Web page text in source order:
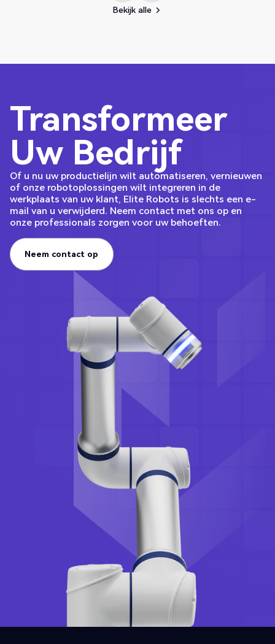
Bekijk alle
Transformeer
Uw Bedrijf
Of u nu uw productielijn wilt automatiseren, vernieuwen
of onze robotoplossingen wilt integreren in de
werkplaats van uw klant, Elite Robots is slechts een e-
mail van u verwijderd. Neem contact met ons op en
onze professionals zorgen voor uw behoeften.
Neem contact op
Neem contact op